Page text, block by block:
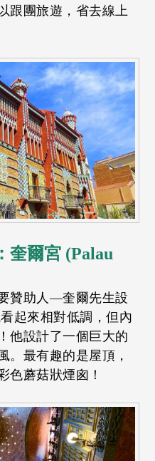
跟團旅遊，省去線上
奎爾宮 (Palau
贊助人—奎爾先生設
起來相對低調，但內
他設計了一個巨大的
。最有趣的是屋頂，
色蘑菇狀煙囪！